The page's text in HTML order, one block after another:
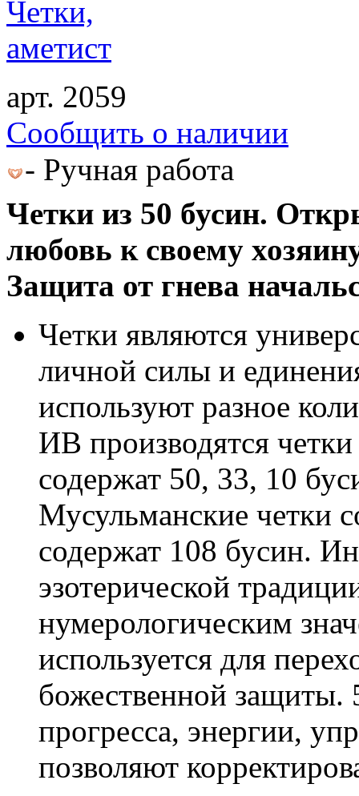
арт. 2059
Cообщить о наличии
- Ручная работа
Четки из 50 бусин.
любовь к своему
Защита от гнева
Четки являются
личной силы и
используют разное
ИВ производятся
содержат 50, 33, 10
Мусульманские четки
содержат 108 бусин.
эзотерической
нумерологическим
используется для
божественной защиты.
прогресса, энергии,
позволяют